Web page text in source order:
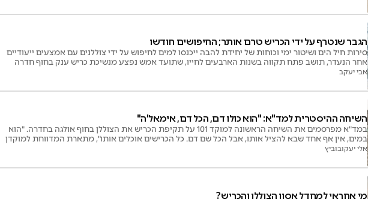
הגבר שנטרף על ידי הכריש טרם אותר; החיפושים חודשו
סירות חיל הים ושיטור ימי וכוחות של יחידת להבה ייכנסו למים לחיפוש על ידי צוללנים עם אמצעים ייעודיים
אחר הנעדר, תושב פתח תקווה בשנות הארבעים לחייו, שתועד אמש נפצע מנשיכת כריש ענק בחוף חדרה
אבי יעקב
השיחה ההיסטרית למד"א: "הוא כולו דם, הכל דם, אימאל'ה"
במד"א מפרסמים את השיחה הראשונה למוקד 101 על תקיפת הכריש את הצוללן בחוף אולגה בחדרה. "הוא
במים, אין אף אחד שבא להציל אותו, אבל הכל שם דם. כל הכרישים אוכלים אותו", מתארת המדווחת למוקדן
אלי יעקובוביץ
מי אחראי למחדל אסון הצוללן והכריש?